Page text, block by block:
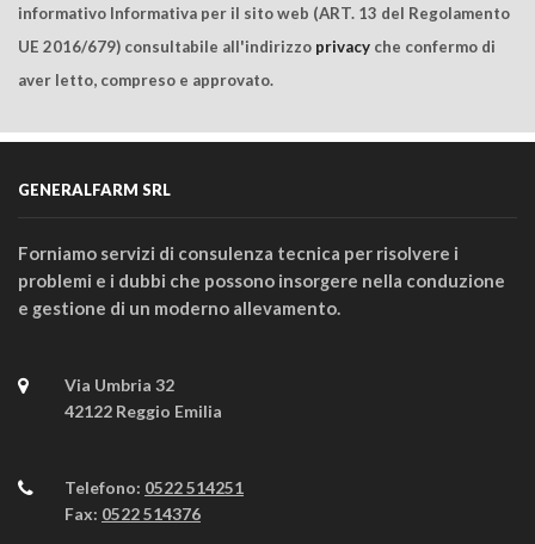
informativo Informativa per il sito web (ART. 13 del Regolamento
UE 2016/679) consultabile all'indirizzo privacy che confermo di
aver letto, compreso e approvato.
GENERALFARM SRL
Forniamo servizi di consulenza tecnica per risolvere i
problemi e i dubbi che possono insorgere nella conduzione
e gestione di un moderno allevamento.
Via Umbria 32
42122 Reggio Emilia
Telefono: 0522 514251
Fax: 0522 514376